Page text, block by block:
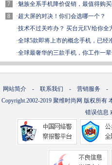
7
8
·魅族全系手机降价促销，最值得购
·超大屏的对决！你们会选哪一个？
·技术不过关咋办？ 买台元EV给你全
·全球5款即将上市的概念手机，已经
·全球最奢华的三款手机，你工作一
网站简介 - 联系我们 - 营销服务 -
Copyright.2002-2019 聚维时尚网 版权所有
错误信息